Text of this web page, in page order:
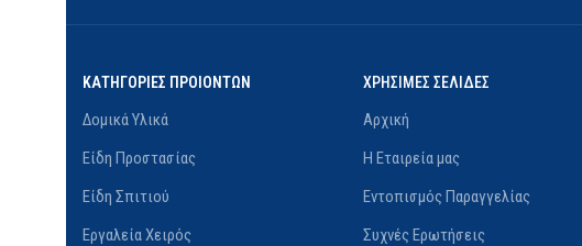
ΚΑΤΗΓΟΡΙΕΣ ΠΡΟΙΟΝΤΩΝ
Δομικά Υλικά
Είδη Προστασίας
Είδη Σπιτιού
Εργαλεία Χειρός
ΧΡΗΣΙΜΕΣ ΣΕΛΙΔΕΣ
Αρχική
Η Εταιρεία μας
Εντοπισμός Παραγγελίας
Συχνές Ερωτήσεις